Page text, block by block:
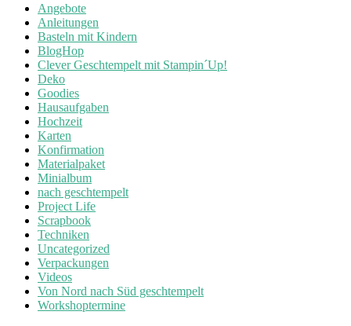
Angebote
Anleitungen
Basteln mit Kindern
BlogHop
Clever Geschtempelt mit Stampin´Up!
Deko
Goodies
Hausaufgaben
Hochzeit
Karten
Konfirmation
Materialpaket
Minialbum
nach geschtempelt
Project Life
Scrapbook
Techniken
Uncategorized
Verpackungen
Videos
Von Nord nach Süd geschtempelt
Workshoptermine